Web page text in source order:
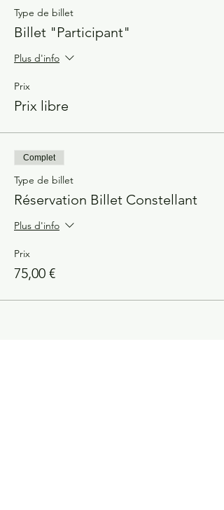
Type de billet
Billet "Participant"
Plus d'info
Prix
Prix libre
Complet
Type de billet
Réservation Billet Constellant
Plus d'info
Prix
75,00 €